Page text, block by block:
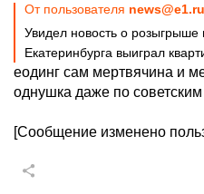
От пользователя news@e1.ru
Увидел новость о розыгрыше
Екатеринбурга выиграл
еодинг сам мертвячина и
однушка даже по
[Сообщение изменено